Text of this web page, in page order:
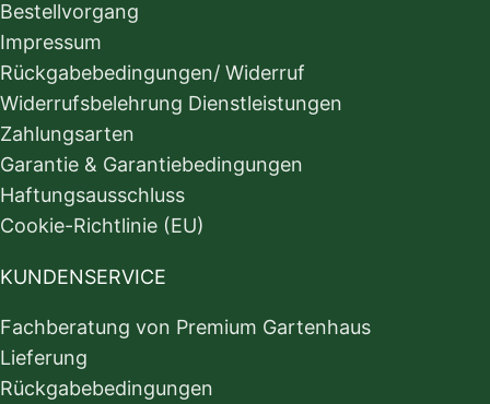
Bestellvorgang
Impressum
Rückgabebedingungen/ Widerruf
Widerrufsbelehrung Dienstleistungen
Zahlungsarten
Garantie & Garantiebedingungen
Haftungsausschluss
Cookie-Richtlinie (EU)
KUNDENSERVICE
Fachberatung von Premium Gartenhaus
Lieferung
Rückgabebedingungen